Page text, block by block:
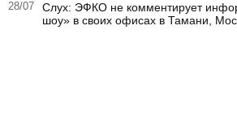
28/07
Слух: ЭФКО не комментирует
шоу» в своих офисах в Тамани,